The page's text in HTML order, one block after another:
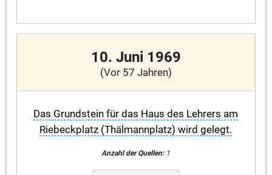
10. Juni 1969
(Vor 57 Jahren)
Das Grundstein für das Haus des Lehrers am
Riebeckplatz (Thälmannplatz) wird gelegt.
Anzahl der Quellen:1